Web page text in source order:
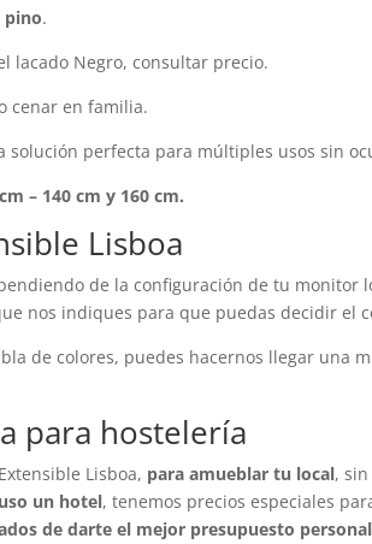
pino.
lacado Negro, consultar precio.
cenar en familia.
solución perfecta para múltiples usos sin
– 140 cm y 160 cm.
Lisboa
de la configuración de tu monitor
nos indiques para que puedas decidir el
de colores, puedes hacernos llegar una
para hostelería
Lisboa, para amueblar tu local,
un hotel, tenemos precios especiales
de darte el mejor presupuesto